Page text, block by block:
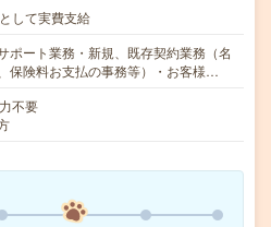
して実費支給
ポート業務・新規、既存契約業務（名
保険料お支払の事務等）・お客様…
不要